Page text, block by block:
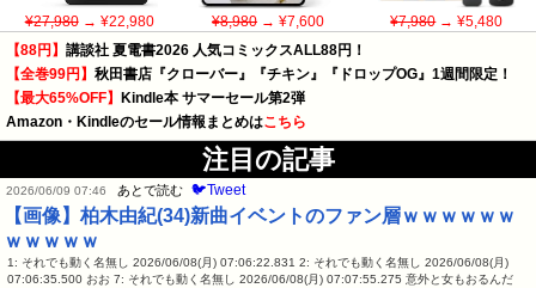
¥27,980→ ¥22,980 ¥8,980→ ¥7,600 ¥7,980→ ¥5,480
【88円】 講談社 夏電書2026 人気コミックスALL88円！
【全巻99円】 秋田書店『クローバー』『チキン』『ドロップOG』1週間限定！
【最大65%OFF】
Kindle本 サマーセール第2弾
Amazon・Kindleのセール情報まとめはこちら
注目の記事
2026/06/09 07:46 あとで読む 🐦Tweet
【画像】柏木由紀(34)新曲イベントのファン層ｗｗｗｗｗｗ
ｗｗｗｗｗ
1: それでも動く名無し 2026/06/08(月) 07:06:22.831 2: それでも動く名無し 2026/06/08(月)
07:06:35.500 おお 7: それでも動く名無し 2026/06/08(月) 07:07:55.275 意外と女もおるんだ